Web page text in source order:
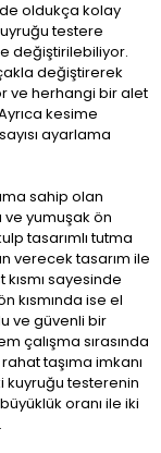
oldukça kolay
testere
değiştirilebiliyor.
değiştirerek
ve herhangi bir alet
kesime
ayarlama
sahip olan
ve yumuşak ön
tasarımlı tutma
verecek tasarım ile
sayesinde
kısmında ise el
ve güvenli bir
çalışma sırasında
taşıma imkanı
kuyruğu testerenin
oranı ile iki